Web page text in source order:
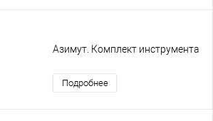
Азимут. Комплект инструмента
Подробнее